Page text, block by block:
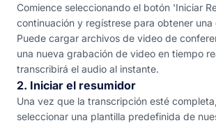
Comience seleccionando el botón 'Iniciar
continuación y regístrese para obtener
Puede cargar archivos de video de
una nueva grabación de video en tiempo
transcribirá el audio al instante.
2. Iniciar el resumidor
Una vez que la transcripción esté
seleccionar una plantilla predefinida de